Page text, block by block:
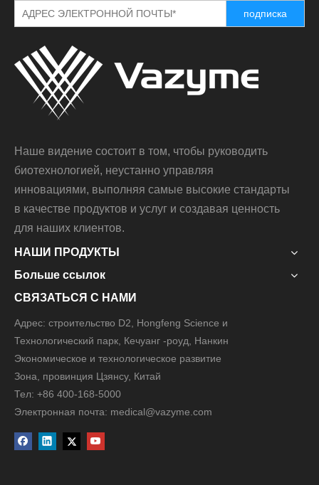
подписка
Наше видение состоит в том, чтобы руководить
биотехнологией, неустанно управляя
инновациями, выполняя самые высокие стандарты
в качестве продуктов и услуг и создавая ценность
для наших клиентов.
НАШИ ПРОДУКТЫ
Больше ссылок
СВЯЗАТЬСЯ С НАМИ
Адрес: строительство D2, Hongfeng Science и
Технологический парк, Кечуанг -роуд, Нанкин
Экономическое и технологическое развитие
Зона, провинция Цзянсу, Китай
Тел: +86 400-168-5000
Электронная почта: medical@vazyme.com